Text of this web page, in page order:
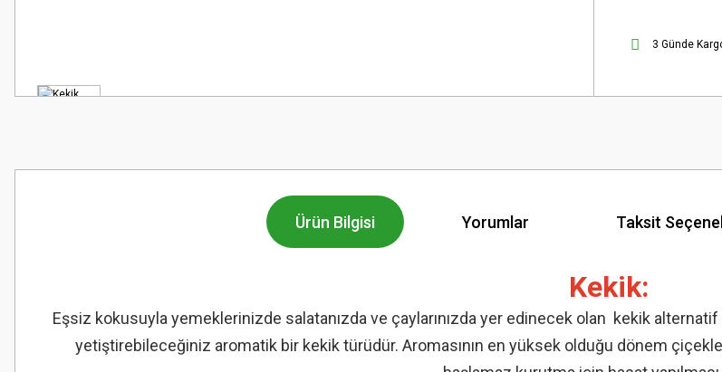
3 Günde
Ürün Bilgisi Yorumlar Taksit
Kekik:
Eşsiz kokusuyla yemeklerinizde salatanızda ve çaylarınızda yer edinecek olan kekik alternatif
yetiştirebileceğiniz aromatik bir kekik türüdür. Aromasının en yüksek olduğu dönem